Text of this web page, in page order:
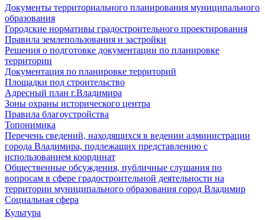
Документы территориального планирования муниципального
образования
Городские нормативы градостроительного проектирования
Правила землепользования и застройки
Решения о подготовке документации по планировке
территории
Документация по планировке территорий
Площадки под строительство
Адресный план г.Владимира
Зоны охраны исторического центра
Правила благоустройства
Топонимика
Перечень сведений, находящихся в ведении администрации
города Владимира, подлежащих представлению с
использованием координат
Общественные обсуждения, публичные слушания по
вопросам в сфере градостроительной деятельности на
территории муниципального образования город Владимир
Социальная сфера
Культура